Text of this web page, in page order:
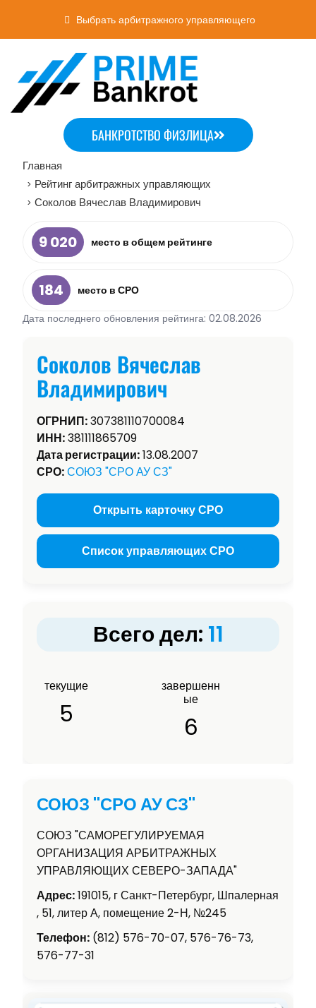
Выбрать арбитражного управляющего
БАНКРОТСТВО ФИЗЛИЦА
Главная
> Рейтинг арбитражных управляющих
> Соколов Вячеслав Владимирович
9 020 место в общем рейтинге
184
место в СРО
Дата последнего обновления рейтинга: 02.08.2026
Соколов Вячеслав
Владимирович
ОГРНИП:307381110700084
ИНН:381111865709
Дата регистрации:13.08.2007
СРО:СОЮЗ "СРО АУ СЗ"
Открыть карточку СРО
Список управляющих СРО
Всего дел: 11
текущие
5
завершенн
ые
6
СОЮЗ "СРО АУ СЗ"
СОЮЗ "САМОРЕГУЛИРУЕМАЯ
ОРГАНИЗАЦИЯ АРБИТРАЖНЫХ
УПРАВЛЯЮЩИХ СЕВЕРО-ЗАПАДА"
Адрес:191015, г Санкт-Петербург, Шпалерная
, 51, литер А, помещение 2-Н, №245
Телефон: (812) 576-70-07, 576-76-73,
576-77-31